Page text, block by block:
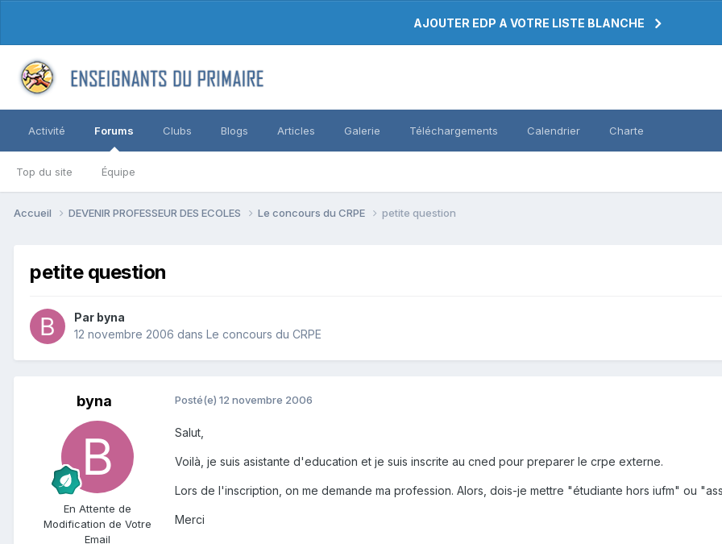
AJOUTER EDP A VOTRE LISTE BLANCHE
Activité Forums
Top du site Équipe
Clubs Blogs Articles Galerie Téléchargements Calendrier Charte
Accueil DEVENIR PROFESSEUR DES ECOLES Le concours du CRPE petite question
petite question
Par byna
12 novembre 2006 dans Le concours du CRPE
byna
En Attente de
Modification de Votre
Email
Posté(e) 12 novembre 2006
Salut,
Voilà, je suis asistante d'education et je suis inscrite au cned pour preparer le crpe externe.
Lors de l'inscription, on me demande ma profession. Alors, dois-je mettre "étudiante hors iufm" ou
Merci